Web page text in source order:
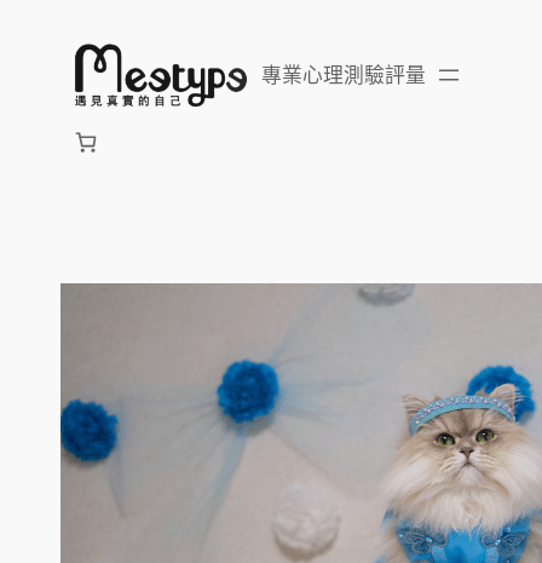
專業心理測驗評量